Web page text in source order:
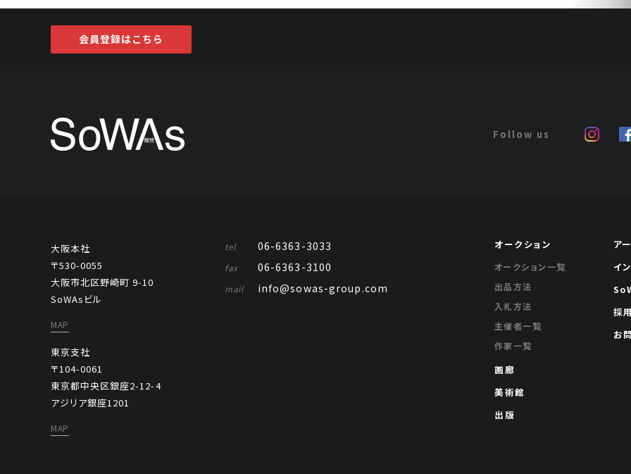
会員登録はこちら
大阪本社
〒530-0055
大阪市北区野崎町 9-10
SoWAsビル
MAP
東京支社
〒104-0061
東京都中央区銀座2-12-4
アジリア銀座1201
MAP
tel 06-6363-3033
fax 06-6363-3100
mail info@sowas-group.com
オークション
オークション一覧
出品方法
入札方法
主催者一覧
作家一覧
画廊
美術館
出版
ア
イ
採
お